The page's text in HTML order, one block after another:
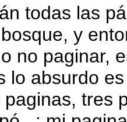
todas las
y
no paginar,
lo absurdo
tres